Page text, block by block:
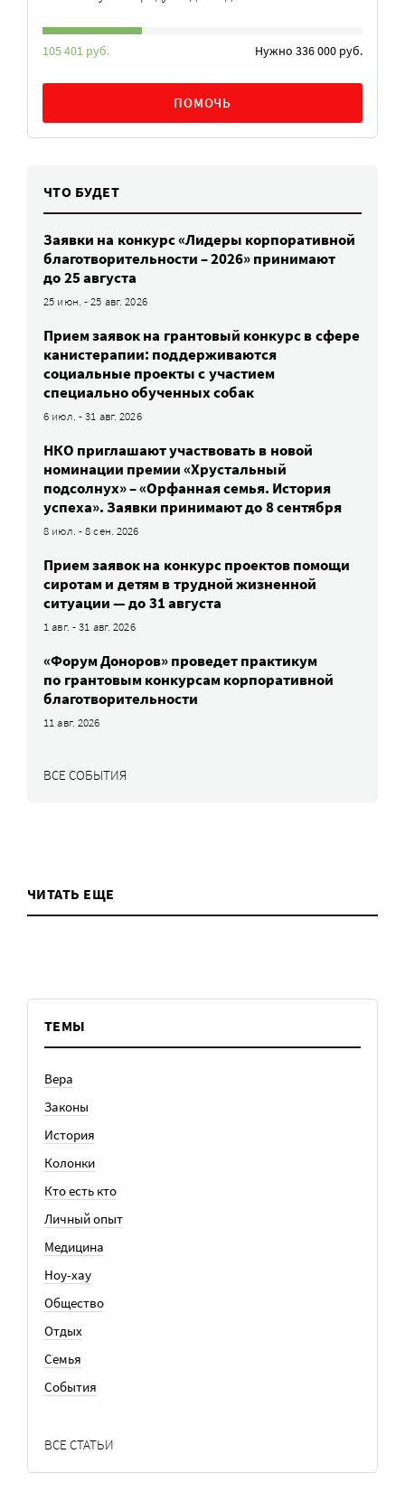
105 401 руб. Нужно 336 000 руб.
ПОМОЧЬ
ЧТО БУДЕТ
Заявки на конкурс «Лидеры корпоративной
благотворительности – 2026» принимают
до 25 августа
25 июн. - 25 авг. 2026
Прием заявок на грантовый конкурс в сфере
канистерапии: поддерживаются
социальные проекты с участием
специально обученных собак
6 июл. - 31 авг. 2026
НКО приглашают участвовать в новой
номинации премии «Хрустальный
подсолнух» – «Орфанная семья. История
успеха». Заявки принимают до 8 сентября
8 июл. - 8 сен. 2026
Прием заявок на конкурс проектов помощи
сиротам и детям в трудной жизненной
ситуации — до 31 августа
1 авг. - 31 авг. 2026
«Форум Доноров» проведет практикум
по грантовым конкурсам корпоративной
благотворительности
11 авг. 2026
ВСЕ СОБЫТИЯ
ЧИТАТЬ ЕЩЕ
ТЕМЫ
Вера
Законы
История
Колонки
Кто есть кто
Личный опыт
Медицина
Ноу-хау
Общество
Отдых
Семья
События
ВСЕ СТАТЬИ